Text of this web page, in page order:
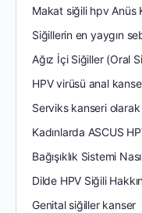
Makat siğili hpv Anüs
Siğillerin en yaygın
Ağız İçi Siğiller (Oral
HPV virüsü anal
Serviks kanseri
Kadınlarda ASCUS
Bağışıklık Sistemi
Dilde HPV Siğili
Genital siğiller kanser